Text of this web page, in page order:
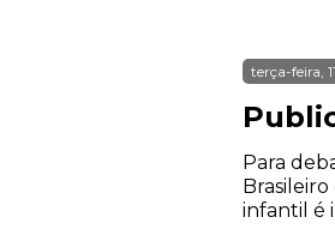
terça-feira,
Para
infantil é